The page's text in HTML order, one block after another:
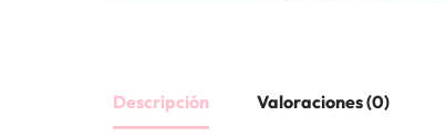
Descripción Valoraciones (0)